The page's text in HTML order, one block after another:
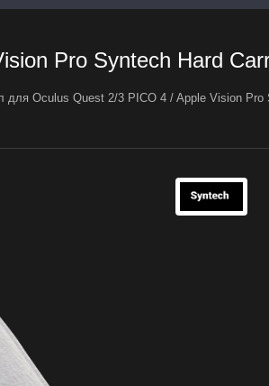
Pro Syntech Hard
для Oculus Quest 2/3 PICO 4 / Apple Vision